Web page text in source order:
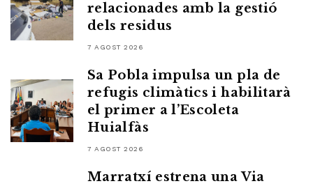
relacionades amb la gestió
dels residus
7 AGOST 2026
Sa Pobla impulsa un pla de
refugis climàtics i habilitarà
el primer a l’Escoleta
Huialfàs
7 AGOST 2026
Marratxí estrena una Via